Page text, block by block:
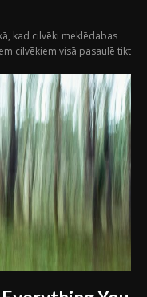
kad cilvēki meklēdabas
cilvēkiem visā pasaulē tikt